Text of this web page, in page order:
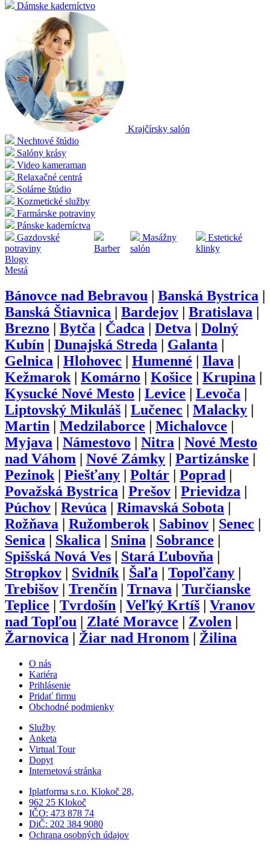
Dámske kaderníctvo
Krajčírsky salón
Nechtové štúdio
Salóny krásy
Video kameraman
Relaxačné centrá
Solárne štúdio
Kozmetické služby
Farmárske potraviny
Pánske kaderníctva
Gazdovské
potraviny
Barber
Masážny
salón
Estetické
klinky
Blogy
Mestá
Bánovce nad Bebravou Banská Bystrica
Banská Štiavnica
Bardejov Bratislava
Brezno
Bytča Čadca Detva
Dolný
Kubín
Dunajská Streda Galanta
Gelnica
Hlohovec Humenné Ilava
Kežmarok| Komárno Košice Krupina
Kysucké Nové Mesto
Levice Levoča
Liptovský Mikuláš
Lučenec Malacky
Martin
Medzilaborce Michalovce
Myjava
Námestovo Nitra
Nové Mesto
nad Váhom
Nové Zámky Partizánske
Pezinok| Piešťany Poltár Poprad
Považská Bystrica
Prešov Prievidza
Púchov
Revúca Rimavská Sobota
Rožňava
Ružomberok| Sabinov Senec
Senica
Skalica Snina Sobrance
Spišská Nová Ves
Stará Ľubovňa
Stropkov
Svidník| Šaľa Topoľčany
Trebišov
Trenčín Trnava
Turčianske
Teplice
Tvrdošín Veľký Krtíš
Vranov
nad Topľou
Zlaté Moravce Zvolen
Žarnovica
Žiar nad Hronom Žilina
O nás
Kariéra
Prihlásenie
Pridať firmu
Obchodné podmienky
Služby
Anketa
Virtual Tour
Dopyt
Internetová stránka
Iplatforma s.r.o. Klokoč 28,
962 25 Klokoč
IČO: 473 878 74
DiČ: 202 384 9080
Ochrana osobných údajov